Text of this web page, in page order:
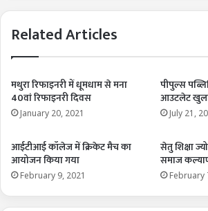
Related Articles
मथुरा रिफाइनरी में धूमधाम से मना
40वां रिफाइनरी दिवस
January 20, 2021
पीपुल्स
आउटलेट
July 21,
आईटीआई कॉलेज में क्रिकेट मैच का
आयोजन किया गया
February 9, 2021
सेतु शिक्षा
समाज
February